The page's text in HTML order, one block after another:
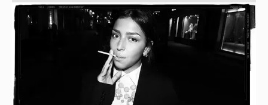
Рублёвские дочки 187